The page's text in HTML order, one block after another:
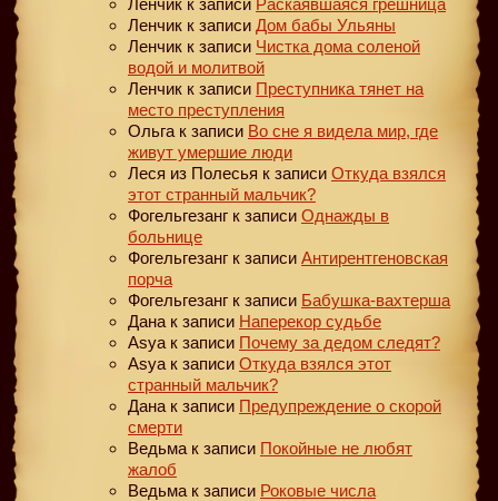
Ленчик к записи Дом бабы Ульяны
Ленчик к записи Чистка дома соленой
водой и молитвой
Ленчик к записи Преступника тянет на
место преступления
Ольга к записи Во сне я видела мир, где
живут умершие люди
Леся из Полесья к записи Откуда взялся
этот странный мальчик?
Фогельгезанг к записи Однажды в
больнице
Фогельгезанг к записи Антирентгеновская
порча
Фогельгезанг к записи Бабушка-вахтерша
Дана к записи Наперекор судьбе
Asya к записи Почему за дедом следят?
Asya к записи Откуда взялся этот
странный мальчик?
Дана к записи Предупреждение о скорой
смерти
Ведьма к записи Покойные не любят
жалоб
Ведьма к записи Роковые числа